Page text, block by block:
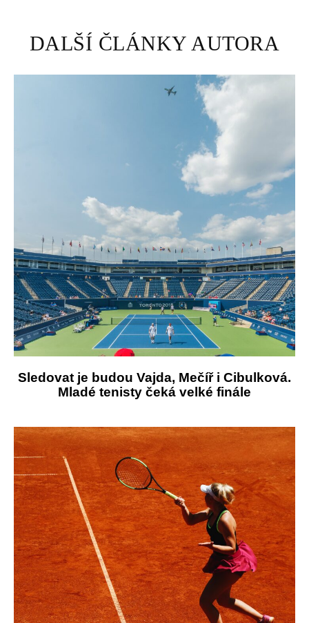
DALŠÍ ČLÁNKY AUTORA
Sledovat je budou Vajda, Mečíř i Cibulková.
Mladé tenisty čeká velké finále